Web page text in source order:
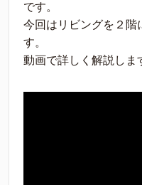
です。
今回はリビングを２階
す。
動画で詳しく解説しま